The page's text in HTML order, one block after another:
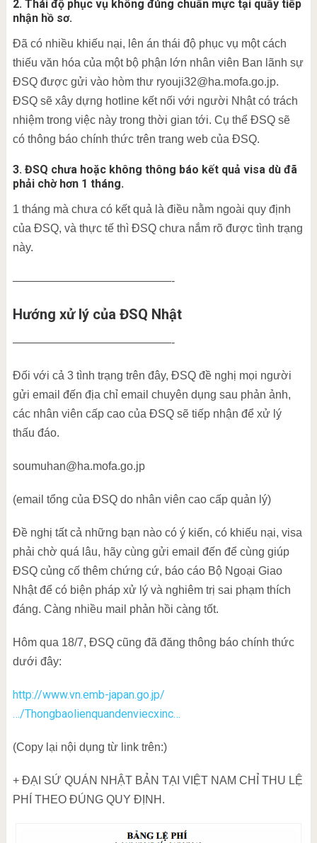
2. Thái độ phục vụ không đúng chuẩn mực tại quầy tiếp
nhận hồ sơ.
Đã có nhiều khiếu nại, lên án thái độ phục vụ một cách
thiếu văn hóa của một bộ phận lớn nhân viên Ban lãnh sự
ĐSQ được gửi vào hòm thư ryouji32@ha.mofa.go.jp.
ĐSQ sẽ xây dựng hotline kết nối với người Nhật có trách
nhiệm trong việc này trong thời gian tới. Cụ thể ĐSQ sẽ
có thông báo chính thức trên trang web của ĐSQ.
3. ĐSQ chưa hoặc không thông báo kết quả visa dù đã
phải chờ hơn 1 tháng.
1 tháng mà chưa có kết quả là điều nằm ngoài quy định
của ĐSQ, và thực tế thì ĐSQ chưa nắm rõ được tình trạng
này.
——————————————-
Hướng xử lý của ĐSQ Nhật
——————————————-
Đối với cả 3 tình trạng trên đây, ĐSQ đề nghị mọi người
gửi email đến địa chỉ email chuyên dụng sau phản ảnh,
các nhân viên cấp cao của ĐSQ sẽ tiếp nhận để xử lý
thấu đáo.
soumuhan@ha.mofa.go.jp
(email tổng của ĐSQ do nhân viên cao cấp quản lý)
Đề nghị tất cả những bạn nào có ý kiến, có khiếu nại, visa
phải chờ quá lâu, hãy cùng gửi email đến để cùng giúp
ĐSQ củng cố thêm chứng cứ, báo cáo Bộ Ngoại Giao
Nhật để có biện pháp xử lý và nghiêm trị sai phạm thích
đáng. Càng nhiều mail phản hồi càng tốt.
Hôm qua 18/7, ĐSQ cũng đã đăng thông báo chính thức
dưới đây:
http://www.vn.emb-japan.go.jp/
…/Thongbaolienquandenviecxinc…
(Copy lại nội dụng từ link trên:)
+ ĐẠI SỨ QUÁN NHẬT BẢN TẠI VIỆT NAM CHỈ THU LỆ
PHÍ THEO ĐÚNG QUY ĐỊNH.